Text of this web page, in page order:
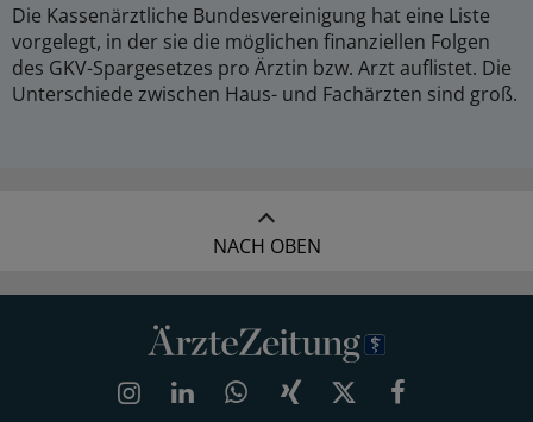
Die Kassenärztliche Bundesvereinigung hat eine Liste
vorgelegt, in der sie die möglichen finanziellen Folgen
des GKV-Spargesetzes pro Ärztin bzw. Arzt auflistet. Die
Unterschiede zwischen Haus- und Fachärzten sind groß.
NACH OBEN